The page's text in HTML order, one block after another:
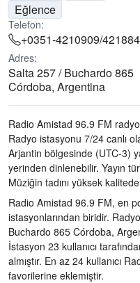
Eğlence
Telefon:
+0351-4210909/
Adres:
Salta 257 / Buchardo 865
Córdoba, Argentina
Radio Amistad 96.9 FM
Radyo istasyonu 7/24 canlı
Arjantin bölgesinde (UTC-3)
yerinden dinlenebilir. Yayın
Müziğin tadını yüksek kalitede
Radio Amistad 96.9 FM, en
istasyonlarından biridir.
Buchardo 865 Córdoba,
İstasyon 23 kullanıcı
almıştır. En az 24 kullanıcı
favorilerine eklemiştir.